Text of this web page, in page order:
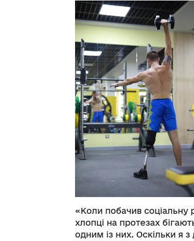
«Коли побачив соціальну
хлопці на протезах
одним із них. Оскільки я